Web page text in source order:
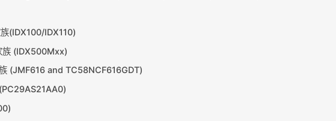
(IDX100/IDX110)
(IDX500Mxx)
(JMF616 and TC58NCF616GDT)